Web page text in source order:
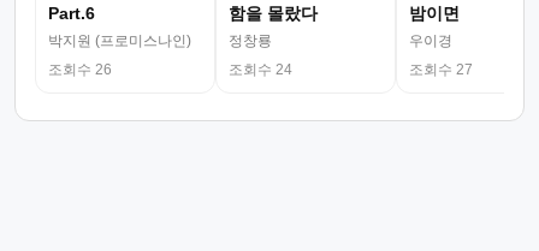
Part.6
박지원 (프로미스나인)
조회수 26
함을 몰랐다
정창룡
조회수 24
밤이면
우이경
조회수 27